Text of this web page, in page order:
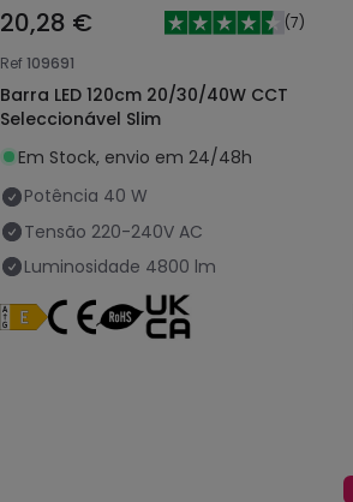
20,28 € (7)
Ref109691
Barra LED 120cm 20/30/40W CCT
Seleccionável Slim
Em Stock, envio em 24/48h
Potência 40 W
Tensão 220-240V AC
Luminosidade 4800 lm